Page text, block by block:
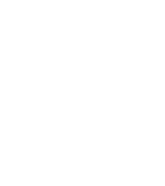
Daten mit -berechtigtem Interesse-
Art. 17 DSGVO:
gesetzlichen Aufbewahrungsfrist
gegen die Verarbeitung
Mitglied ein das seine Daten im
gespeichert und verarbeitet
erstellt und veröffentlicht werden.
jederzeit Einsicht in seine
vereinbaren oder wir
die der Identifizierung von